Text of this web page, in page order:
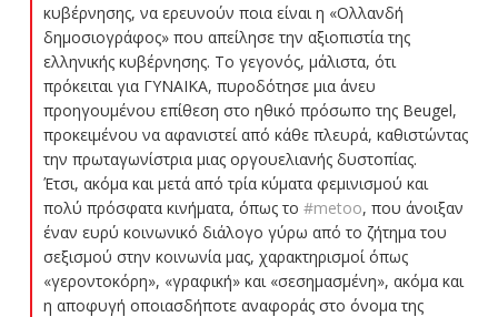
κυβέρνησης, να ερευνούν ποια είναι η «Ολλανδή
δημοσιογράφος» που απείλησε την αξιοπιστία της
ελληνικής κυβέρνησης. Το γεγονός, μάλιστα, ότι
πρόκειται για ΓΥΝΑΙΚΑ, πυροδότησε μια άνευ
προηγουμένου επίθεση στο ηθικό πρόσωπο της Beugel,
προκειμένου να αφανιστεί από κάθε πλευρά, καθιστώντας
την πρωταγωνίστρια μιας οργουελιανής δυστοπίας.
Έτσι, ακόμα και μετά από τρία κύματα φεμινισμού και
πολύ πρόσφατα κινήματα, όπως το #metoo, που άνοιξαν
έναν ευρύ κοινωνικό διάλογο γύρω από το ζήτημα του
σεξισμού στην κοινωνία μας, χαρακτηρισμοί όπως
«γεροντοκόρη», «γραφική» και «σεσημασμένη», ακόμα και
η αποφυγή οποιασδήποτε αναφοράς στο όνομα της